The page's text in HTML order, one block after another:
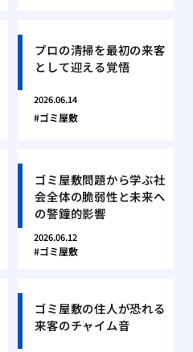
プロの清掃を最初の来客
として迎える覚悟
2026.06.14
ゴミ屋敷
ゴミ屋敷問題から学ぶ社
会全体の脆弱性と未来へ
の警鐘的影響
2026.06.12
ゴミ屋敷
ゴミ屋敷の住人が恐れる
来客のチャイム音